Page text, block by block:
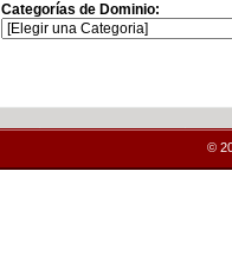
Categorías de Dominio:
©